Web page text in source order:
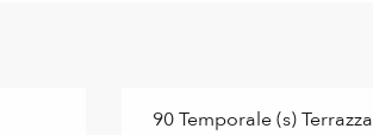
90 Temporale (s) Terrazza